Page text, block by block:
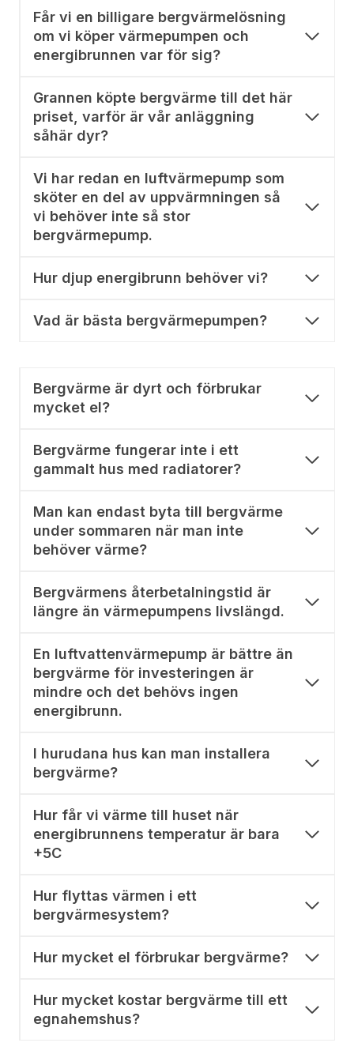
Får vi en billigare bergvärmelösning
om vi köper värmepumpen och
energibrunnen var för sig?
Grannen köpte bergvärme till det här
priset, varför är vår anläggning
såhär dyr?
Vi har redan en luftvärmepump som
sköter en del av uppvärmningen så
vi behöver inte så stor
bergvärmepump.
Hur djup energibrunn behöver vi?
Vad är bästa bergvärmepumpen?
Bergvärme är dyrt och förbrukar
mycket el?
Bergvärme fungerar inte i ett
gammalt hus med radiatorer?
Man kan endast byta till bergvärme
under sommaren när man inte
behöver värme?
Bergvärmens återbetalningstid är
längre än värmepumpens livslängd.
En luftvattenvärmepump är bättre än
bergvärme för investeringen är
mindre och det behövs ingen
energibrunn.
I hurudana hus kan man installera
bergvärme?
Hur får vi värme till huset när
energibrunnens temperatur är bara
+5C
Hur flyttas värmen i ett
bergvärmesystem?
Hur mycket el förbrukar bergvärme?
Hur mycket kostar bergvärme till ett
egnahemshus?